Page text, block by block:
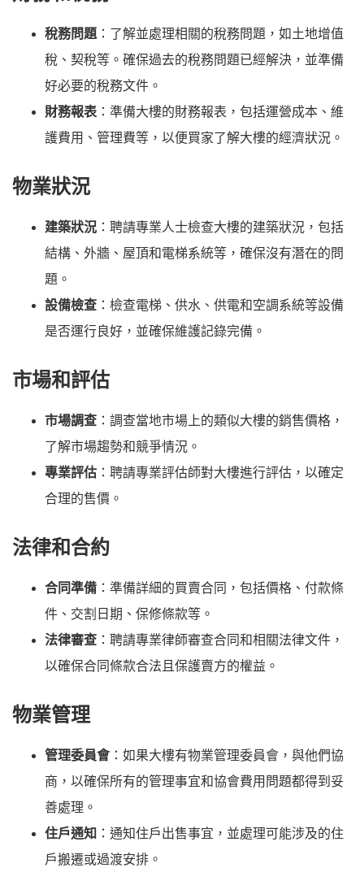
稅務問題 ：了解並處理相關的稅務問題，如土地增值
稅、契稅等。確保過去的稅務問題已經解決，並準備
好必要的稅務文件。
財務報表 ：準備大樓的財務報表，包括運營成本、維
護費用、管理費等，以便買家了解大樓的經濟狀況。
物業狀況
建築狀況 ：聘請專業人士檢查大樓的建築狀況，包括
結構、外牆、屋頂和電梯系統等，確保沒有潛在的問
題。
設備檢查 ：檢查電梯、供水、供電和空調系統等設備
是否運行良好，並確保維護記錄完備。
市場和評估
市場調查 ：調查當地市場上的類似大樓的銷售價格，
了解市場趨勢和競爭情況。
專業評估 ：聘請專業評估師對大樓進行評估，以確定
合理的售價。
法律和合約
合同準備 ：準備詳細的買賣合同，包括價格、付款條
件、交割日期、保修條款等。
法律審查 ：聘請專業律師審查合同和相關法律文件，
以確保合同條款合法且保護賣方的權益。
物業管理
管理委員會：如果大樓有物業管理委員會，與他們協
商，以確保所有的管理事宜和協會費用問題都得到妥
善處理。
住戶通知 ：通知住戶出售事宜，並處理可能涉及的住
戶搬遷或過渡安排。